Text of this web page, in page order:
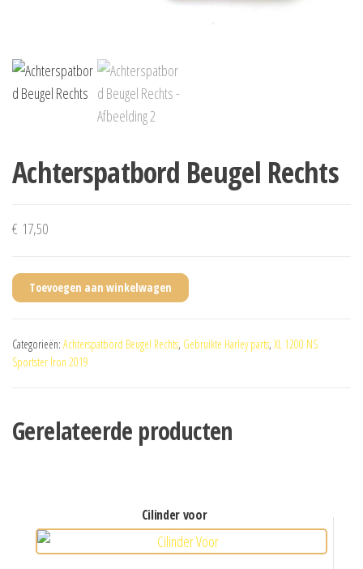
Achterspatbord Beugel Rechts
€ 17,50
Toevoegen aan winkelwagen
Categorieën: Achterspatbord Beugel Rechts, Gebruikte Harley parts, XL 1200 NS
Sportster Iron 2019
Gerelateerde producten
cilinder voor